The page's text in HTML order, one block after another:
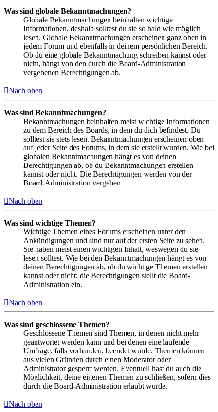
Was sind globale Bekanntmachungen?
Globale Bekanntmachungen beinhalten wichtige
Informationen, deshalb solltest du sie so bald wie möglich
lesen. Globale Bekanntmachungen erscheinen ganz oben in
jedem Forum und ebenfalls in deinem persönlichen Bereich.
Ob du eine globale Bekanntmachung schreiben kannst oder
nicht, hängt von den durch die Board-Administration
vergebenen Berechtigungen ab.
Nach oben
Was sind Bekanntmachungen?
Bekanntmachungen beinhalten meist wichtige Informationen
zu dem Bereich des Boards, in dem du dich befindest. Du
solltest sie stets lesen. Bekanntmachungen erscheinen oben
auf jeder Seite des Forums, in dem sie erstellt wurden. Wie bei
globalen Bekanntmachungen hängt es von deinen
Berechtigungen ab, ob du Bekanntmachungen erstellen
kannst oder nicht. Die Berechtigungen werden von der
Board-Administration vergeben.
Nach oben
Was sind wichtige Themen?
Wichtige Themen eines Forums erscheinen unter den
Ankündigungen und sind nur auf der ersten Seite zu sehen.
Sie haben meist einen wichtigen Inhalt, weswegen du sie
lesen solltest. Wie bei den Bekanntmachungen hängt es von
deinen Berechtigungen ab, ob du wichtige Themen erstellen
kannst oder nicht; die Berechtigungen stellt die Board-
Administration ein.
Nach oben
Was sind geschlossene Themen?
Geschlossene Themen sind Themen, in denen nicht mehr
geantwortet werden kann und bei denen eine laufende
Umfrage, falls vorhanden, beendet wurde. Themen können
aus vielen Gründen durch einen Moderator oder
Administrator gesperrt werden. Eventuell hast du auch die
Möglichkeit, deine eigenen Themen zu schließen, sofern dies
durch die Board-Administration erlaubt wurde.
Nach oben